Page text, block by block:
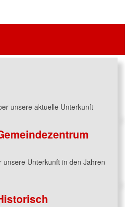
unsere aktuelle Unterkunft
Unterkunft in den Jahren